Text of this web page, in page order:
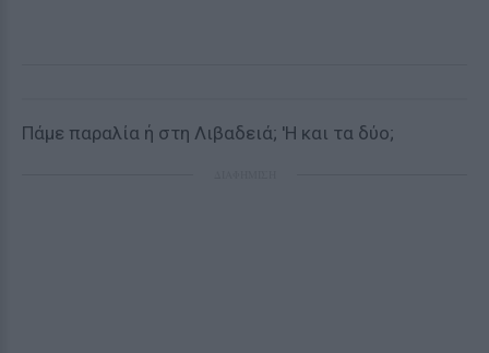
Πάμε παραλία ή στη Λιβαδειά; 'Η και τα δύο;